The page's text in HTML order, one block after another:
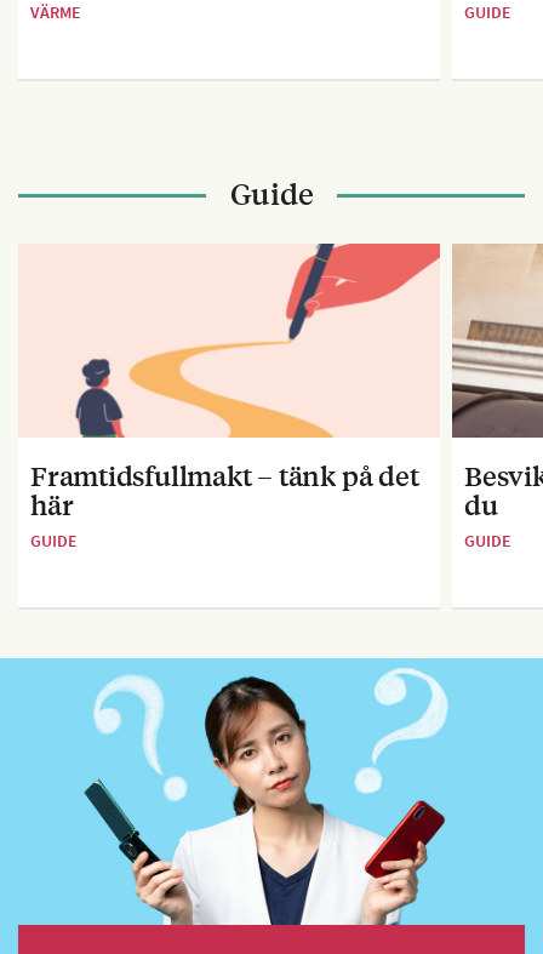
VÄRME GUIDE
Guide
Framtidsfullmakt – tänk på det
här
GUIDE
du
GUIDE